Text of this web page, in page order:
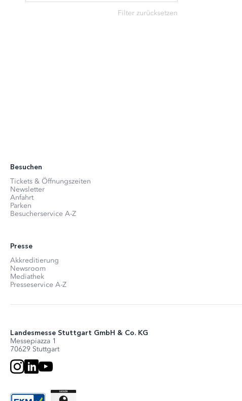
Filter zurücksetzen
Besuchen
Tickets & Öffnungszeiten
Newsletter
Anfahrt
Parken
Besucherservice A-Z
Presse
Akkreditierung
Newsroom
Mediathek
Presseservice A-Z
Landesmesse Stuttgart GmbH & Co. KG
Messepiazza 1
70629 Stuttgart